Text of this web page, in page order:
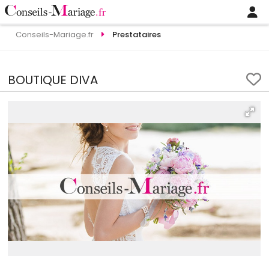
Conseils-Mariage.fr Prestataires
BOUTIQUE DIVA